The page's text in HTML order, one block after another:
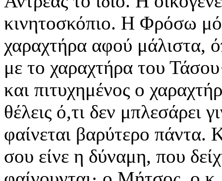
κινητοσκόπιο. Η Φρόσω
χαραχτήρα αφού μάλιστα,
με το χαραχτήρα του
και πιτυχημένος ο
θέλεις ό,τι δεν μπλεσάρει
φαίνεται βαρύτερο πάντα.
σου είνε η δύναμη, που